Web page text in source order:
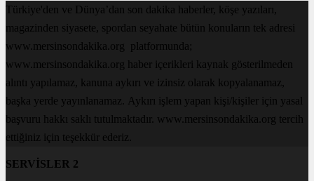
Türkiye'den ve Dünya’dan son dakika haberler, köşe yazıları,
magazinden siyasete, spordan seyahate bütün konuların tek adresi
www.mersinsondakika.org platformunda;
www.mersinsondakika.org haber içerikleri kaynak gösterilmeden
alıntı yapılamaz, kanuna aykırı ve izinsiz olarak kopyalanamaz,
başka yerde yayınlanamaz. Aykırı işlem yapan kişi/kişiler için yasal
başvuru hakkı saklı tutulmaktadır. www.mersinsondakika.org tercih
ettiğiniz için teşekkür ederiz.
SERVİSLER 2